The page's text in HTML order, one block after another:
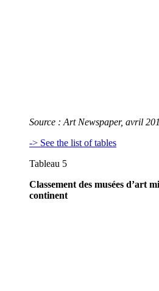
Source : Art Newspaper, avril
-> See the list of tables
Tableau 5
Classement des musées d’art
continent